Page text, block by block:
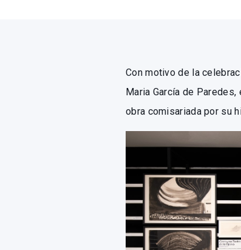
Con motivo de la
Maria García de
obra comisariada por su